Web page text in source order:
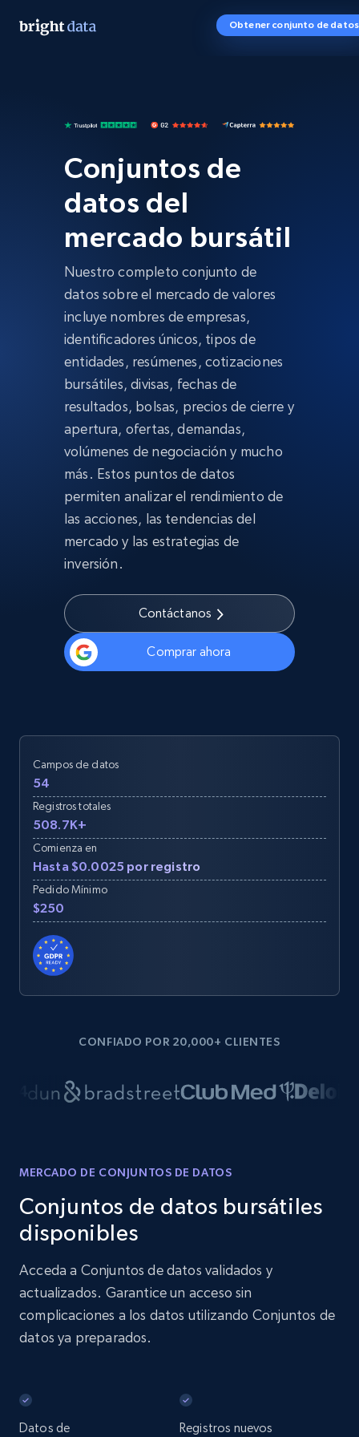
Obtener conjunto de datos
Conjuntos de
datos del
mercado bursátil
Nuestro completo conjunto de
datos sobre el mercado de valores
incluye nombres de empresas,
identificadores únicos, tipos de
entidades, resúmenes, cotizaciones
bursátiles, divisas, fechas de
resultados, bolsas, precios de cierre y
apertura, ofertas, demandas,
volúmenes de negociación y mucho
más. Estos puntos de datos
permiten analizar el rendimiento de
las acciones, las tendencias del
mercado y las estrategias de
inversión.
Contáctanos
Comprar ahora
Campos de datos
54
Registros totales
508.7K+
Comienza en
Hasta $0.0025 por registro
Pedido Mínimo
$250
CONFIADO POR 20,000+ CLIENTES
MERCADO DE CONJUNTOS DE DATOS
Conjuntos de datos bursátiles
disponibles
Acceda a Conjuntos de datos validados y
actualizados. Garantice un acceso sin
complicaciones a los datos utilizando Conjuntos de
datos ya preparados.
Datos de
Registros nuevos